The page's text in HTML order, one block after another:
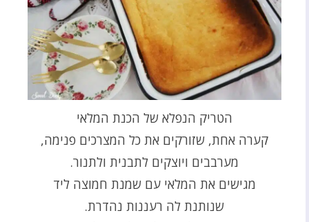
הטריק הנפלא של הכנת המלאי
קערה אחת, שזורקים את כל המצרכים פנימה,
מערבבים ויוצקים לתבנית ולתנור.
מגישים את המלאי עם שמנת חמוצה ליד
שנותנת לה רעננות נהדרת.